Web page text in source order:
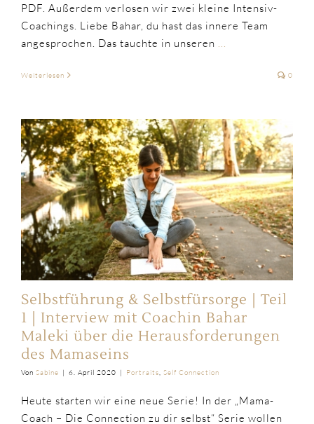
PDF. Außerdem verlosen wir zwei kleine Intensiv-
Coachings. Liebe Bahar, du hast das innere Team
angesprochen. Das tauchte in unseren
Weiterlesen 0
Selbstführung & Selbstfürsorge | Teil
1 | Interview mit Coachin Bahar
Maleki über die Herausforderungen
des Mamaseins
Von Sabine | 6. April 2020 | Portraits, Self Connection
Heute starten wir eine neue Serie! In der „Mama-
Coach – Die Connection zu dir selbst“ Serie wollen